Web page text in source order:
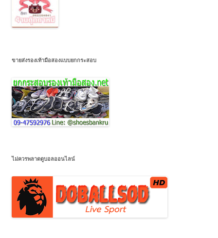
ขายส่งรองเท้ามือสองแบบยกกระสอบ
ไม่ควรพลาดดูบอลออนไลน์